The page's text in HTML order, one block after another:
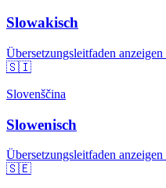
Slowakisch
Übersetzungsleitfaden
🇸🇮
Slovenščina
Slowenisch
Übersetzungsleitfaden
🇸🇪